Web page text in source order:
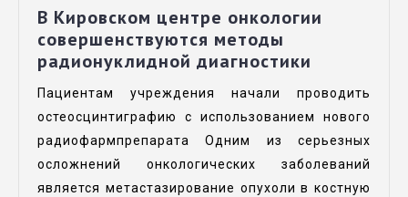
В Кировском центре онкологии
совершенствуются методы
радионуклидной диагностики
Пациентам учреждения начали проводить
остеосцинтиграфию с использованием нового
радиофармпрепарата Одним из серьезных
осложнений онкологических заболеваний
является метастазирование опухоли в костную